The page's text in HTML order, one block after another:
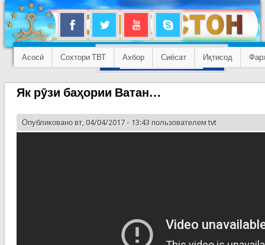
Асосӣ Сохтори ТВТ Ахбор Сиёсат Иқтисод
Як рӯзи баҳории Ватан…
Опубликовано вт, 04/04/2017 - 13:43 пользователем tvt